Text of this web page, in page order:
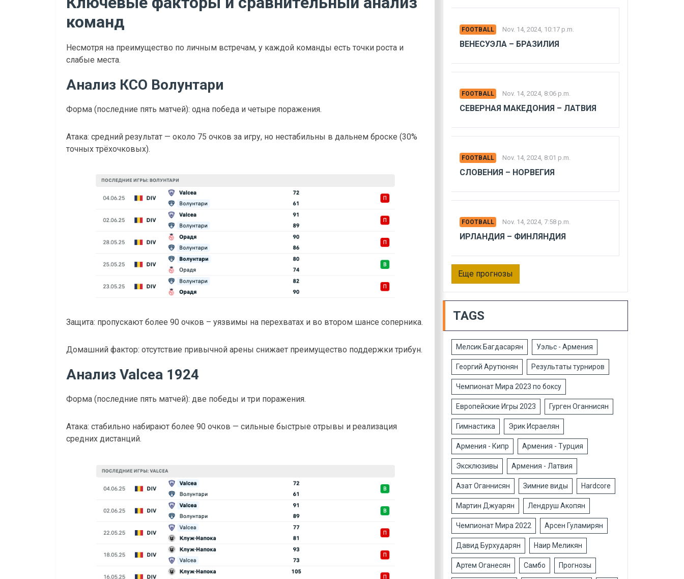
команд
Несмотря на преимущество по личным встречам, у каждой команды есть точки роста и
слабые места.
Анализ КСО Волунтари
Форма (последние пять матчей): одна победа и четыре поражения.
Атака: средний результат — около 75 очков за игру, но нестабильны в дальнем броске (30%
точных трёхочковых).
Защита: пропускают более 90 очков – уязвимы на перехватах и во втором шансе соперника.
Домашний фактор: отсутствие привычной арены снижает преимущество поддержки трибун.
Анализ Valcea 1924
Форма (последние пять матчей): две победы и три поражения.
Атака: стабильно набирают более 90 очков — сильные быстрые отрывы и реализация
средних дистанций.
FOOTBALL Nov. 14, 2024, 10:17 p.m.
ВЕНЕСУЭЛА – БРАЗИЛИЯ
FOOTBALL Nov. 14, 2024, 8:06 p.m.
СЕВЕРНАЯ МАКЕДОНИЯ – ЛАТВИЯ
FOOTBALL Nov. 14, 2024, 8:01 p.m.
СЛОВЕНИЯ – НОРВЕГИЯ
FOOTBALL Nov. 14, 2024, 7:58 p.m.
ИРЛАНДИЯ – ФИНЛЯНДИЯ
Еще прогнозы
TAGS
Мелсик Багдасарян Уэльс - Армения
Георгий Арутюнян Результаты турниров
Чемпионат Мира 2023 по боксу
Европейские Игры 2023 Гурген Оганнисян
Гимнастика Эрик Исраелян
Армения - Кипр Армения - Турция
Эксклюзивы Армения - Латвия
Азат Оганнисян Зимние виды Hardcore
Мартин Джуарян Лендруш Акопян
Чемпионат Мира 2022 Арсен Гуламирян
Давид Бурхударян Наир Меликян
Артем Оганесян Самбо Прогнозы